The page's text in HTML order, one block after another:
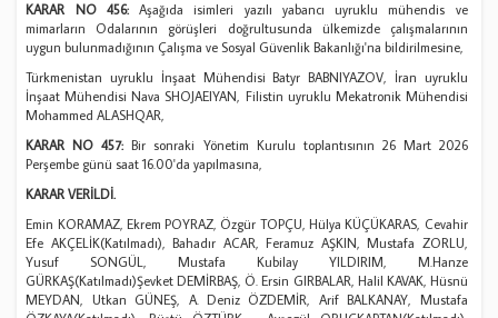
KARAR NO 456:Aşağıda isimleri yazılı yabancı uyruklu mühendis ve
mimarların Odalarının görüşleri doğrultusunda ülkemizde çalışmalarının
uygun bulunmadığının Çalışma ve Sosyal Güvenlik Bakanlığı'na bildirilmesine,
Türkmenistan uyruklu İnşaat Mühendisi Batyr BABNIYAZOV, İran uyruklu
İnşaat Mühendisi Nava SHOJAEIYAN, Filistin uyruklu Mekatronik Mühendisi
Mohammed ALASHQAR,
KARAR NO 457:Bir sonraki Yönetim Kurulu toplantısının 26 Mart 2026
Perşembe günü saat 16.00'da yapılmasına,
KARAR VERİLDİ.
Emin KORAMAZ, Ekrem POYRAZ, Özgür TOPÇU, Hülya KÜÇÜKARAS, Cevahir
Efe AKÇELİK(Katılmadı), Bahadır ACAR, Feramuz AŞKIN, Mustafa ZORLU,
Yusuf SONGÜL, Mustafa Kubilay YILDIRIM, M.Hanze
GÜRKAŞ(Katılmadı)Şevket DEMİRBAŞ, Ö. Ersin GIRBALAR, Halil KAVAK, Hüsnü
MEYDAN, Utkan GÜNEŞ, A. Deniz ÖZDEMİR, Arif BALKANAY, Mustafa